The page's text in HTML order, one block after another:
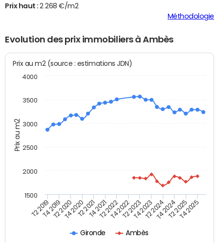
Prix haut :2 268 €/m2
Méthodologie
Evolution des prix immobiliers à Ambès
Prix au m2
Prix au m2 (source : estimations JDN)
Gironde Ambès
T2 2019T4 2019T2 2020T4 2020T2 2021T4 2021T2 2022T4 2022T2 2023T4 2023T2 2024T4 2024T2 2025T4 2025
1500
2000
2500
3000
3500
4000